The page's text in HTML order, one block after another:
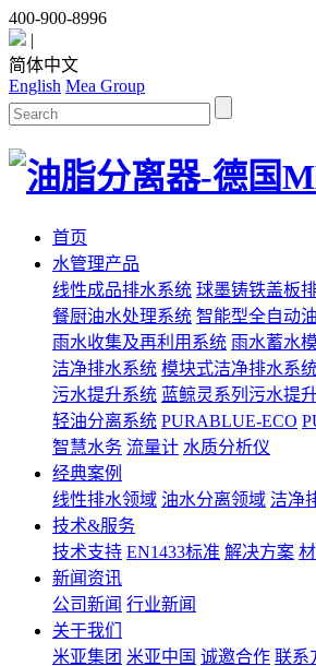
400-900-8996
|
简体中文
English Mea Group
首页
水管理产品
线性成品排水系统 球墨铸铁盖板
餐厨油水处理系统 智能型全自动
雨水收集及再利用系统 雨水蓄水
洁净排水系统 模块式洁净排水系
污水提升系统 蓝鲸灵系列污水提
轻油分离系统 PURABLUE-ECO
智慧水务 流量计 水质分析仪
经典案例
线性排水领域 油水分离领域 洁净
技术&服务
技术支持 EN1433标准 解决方案
新闻资讯
公司新闻 行业新闻
关于我们
米亚集团 米亚中国 诚邀合作 联系